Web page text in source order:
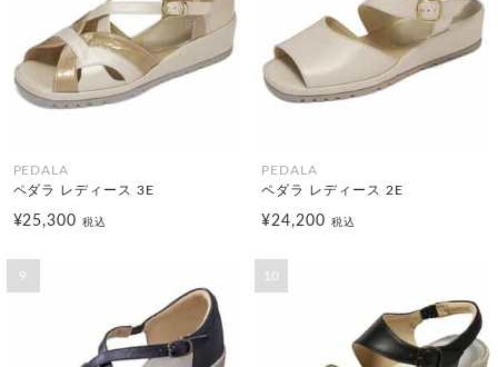
PEDALA
ペダラ レディース 3E
¥25,300税込
PEDALA
ペダラ レディース 2E
¥24,200 税込
9 10